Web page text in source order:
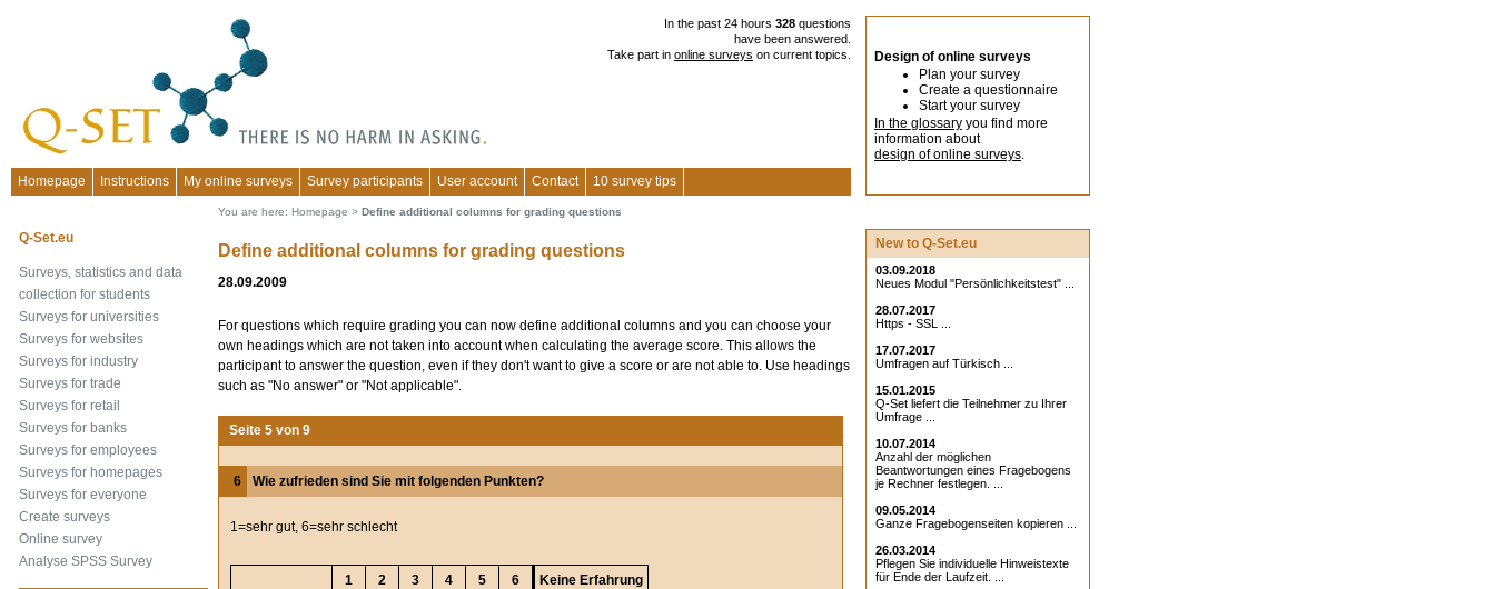
In the past 24 hours 328 questions
have been answered.
Take part in online surveys on current topics.
Design of online surveys
Plan your survey
Create a questionnaire
Start your survey
In the glossary you find more
information about
design of online surveys.
Homepage
Instructions My online surveys Survey participants User account Contact 10 survey tips
You are here: Homepage > Define additional columns for grading questions
Define additional columns for grading questions
28.09.2009
For questions which require grading you can now define additional columns and you can choose your
own headings which are not taken into account when calculating the average score. This allows the
participant to answer the question, even if they don't want to give a score or are not able to. Use headings
such as "No answer" or "Not applicable".
Seite 5 von 9
6 Wie zufrieden sind Sie mit folgenden Punkten?
1=sehr gut, 6=sehr schlecht
1 2 3 4 5 6
Keine Erfahrung
New to Q-Set.eu
03.09.2018
Neues Modul "Persönlichkeitstest" ...
28.07.2017
Https - SSL ...
17.07.2017
Umfragen auf Türkisch ...
15.01.2015
Q-Set liefert die Teilnehmer zu Ihrer
Umfrage ...
10.07.2014
Anzahl der möglichen
Beantwortungen eines Fragebogens
je Rechner festlegen. ...
09.05.2014
Ganze Fragebogenseiten kopieren ...
26.03.2014
Pflegen Sie individuelle Hinweistexte
für Ende der Laufzeit. ...
Q-Set.eu
Surveys, statistics and data
collection for students
Surveys for universities
Surveys for websites
Surveys for industry
Surveys for trade
Surveys for retail
Surveys for banks
Surveys for employees
Surveys for homepages
Surveys for everyone
Create surveys
Online survey
Analyse SPSS Survey